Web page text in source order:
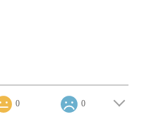
0 0